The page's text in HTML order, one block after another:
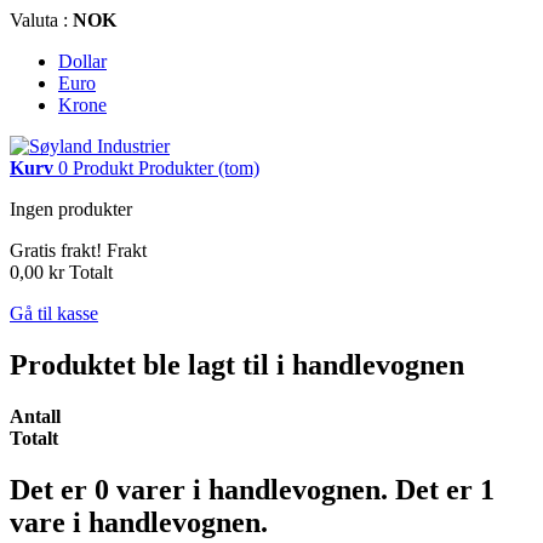
Valuta : NOK
Dollar
Euro
Krone
Kurv 0 Produkt Produkter (tom)
Ingen produkter
Gratis frakt! Frakt
0,00 kr Totalt
Gå til kasse
Produktet ble lagt til i handlevognen
Antall
Totalt
Det er 0 varer i handlevognen. Det er 1
vare i handlevognen.